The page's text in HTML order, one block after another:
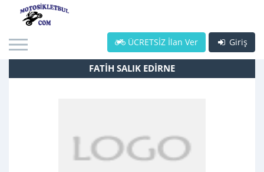
Giriş
ÜCRETSİZ İlan Ver
FATİH SALIK EDİRNE